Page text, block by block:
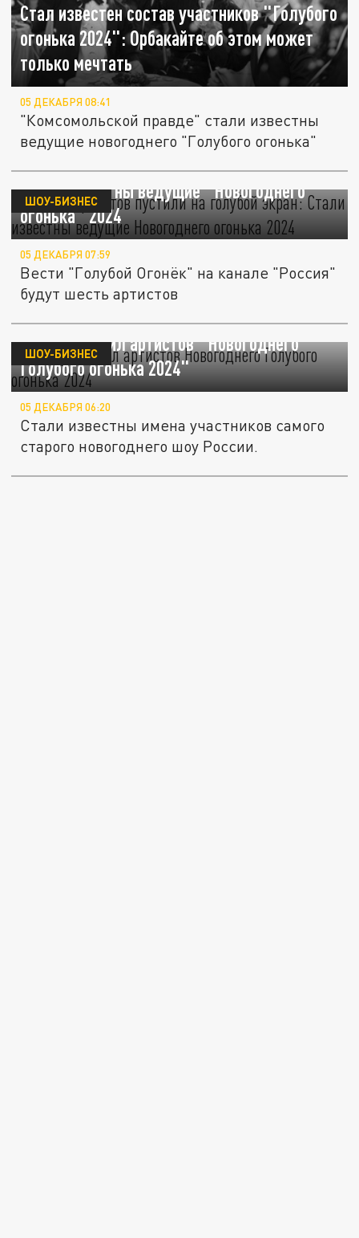
Стал известен состав участников "Голубого
огонька 2024": Орбакайте об этом может
только мечтать
05 ДЕКАБРЯ 08:41
"Комсомольской правде" стали известны
ведущие новогоднего "Голубого огонька"
Кого из артистов пустили на голубой экран:
Стали известны ведущие "Новогоднего
огонька" 2024
ШОУ-БИЗНЕС
05 ДЕКАБРЯ 07:59
Вести "Голубой Огонёк" на канале "Россия"
будут шесть артистов
КП перечислил артистов "Новогоднего
Голубого огонька 2024"
ШОУ-БИЗНЕС
05 ДЕКАБРЯ 06:20
Стали известны имена участников самого
старого новогоднего шоу России.